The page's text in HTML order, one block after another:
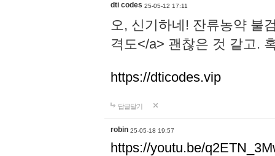
dti codes 25-05-12 17:11
오, 신기하네! 잔류농약 불
격도</a> 괜찮은 것 같고.
https://dticodes.vip
답글달기
robin 25-05-18 19:57
https://youtu.be/